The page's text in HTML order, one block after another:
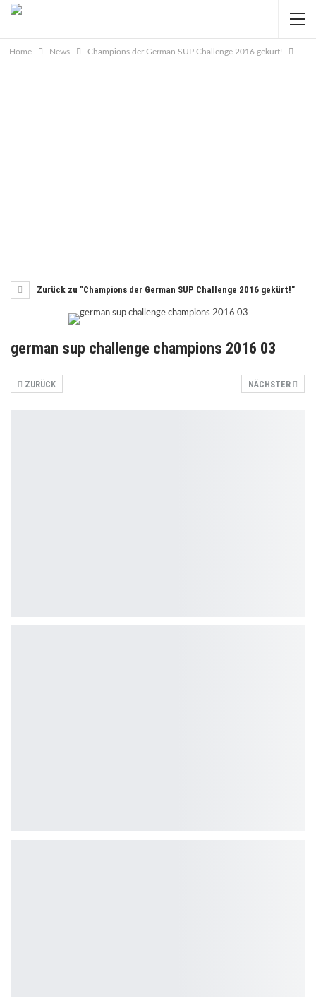
Home News Champions der German SUP Challenge 2016 gekürt!
Zurück zu "Champions der German SUP Challenge 2016 gekürt!"
german sup challenge champions 2016 03
NÄCHSTER
ZURÜCK